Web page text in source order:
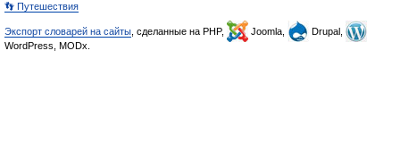
👣 Путешествия
Экспорт словарей на сайты , сделанные на PHP, Joomla,
Drupal,
WordPress, MODx.